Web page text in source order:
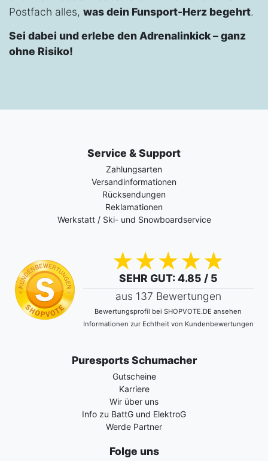
Postfach alles, was dein Funsport-Herz begehrt.
Sei dabei und erlebe den Adrenalinkick – ganz
ohne Risiko!
Service & Support
Zahlungsarten
Versandinformationen
Rücksendungen
Reklamationen
Werkstatt / Ski- und Snowboardservice
SEHR GUT: 4.85 / 5
aus 137 Bewertungen
Bewertungsprofil bei SHOPVOTE.DE ansehen
Informationen zur Echtheit von Kundenbewertungen
Puresports Schumacher
Gutscheine
Karriere
Wir über uns
Info zu BattG und ElektroG
Werde Partner
Folge uns